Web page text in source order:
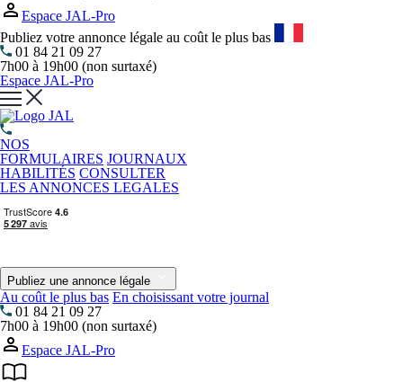
Espace JAL-Pro
Publiez votre annonce légale au coût le plus bas
01 84 21 09 27
7h00 à 19h00 (non surtaxé)
Espace JAL-Pro
NOS
FORMULAIRES JOURNAUX
HABILITÉS CONSULTER
LES ANNONCES LEGALES
Publiez une annonce légale
Au coût le plus bas En choisissant votre journal
01 84 21 09 27
7h00 à 19h00 (non surtaxé)
Espace JAL-Pro